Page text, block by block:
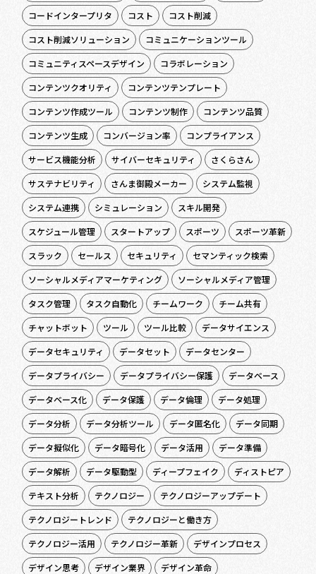
コードインタープリタ コスト
コスト削減
コスト削減ソリューション
コミュニケーションツール
コミュニティスペースデザイン
コラボレーション
コンテンツクオリティ
コンテンツテンプレート
コンテンツ作成ツール
コンテンツ制作
コンテンツ品質
コンテンツ生成
コンバージョン率
コンプライアンス
サービス機能分析
サイバーセキュリティ
さくらさん
サステナビリティ
さんま御殿メーカー
システム監視
システム連携
シミュレーション
スキル開発
スケジュール管理
スタートアップ スポーツ
スポーツ革新
スラック
セールス セキュリティ
セマンティック検索
ソーシャルメディアマーケティング
ソーシャルメディア管理
タスク管理
タスク自動化 チームワーク
チーム共有
チャットボット
ツール ツール比較
データサイエンス
データセキュリティ
データセット
データセンター
データプライバシー
データプライバシー保護
データベース
データベース化
データ保護 データ倫理
データ処理
データ分析
データ分析ツール データ匿名化
データ同期
データ擬似化
データ暗号化 データ活用
データ準備
データ解析
データ駆動型 ディープフェイク
ディストピア
テキスト分析
テクノロジー
テクノロジーアップデート
テクノロジートレンド
テクノロジーと働き方
テクノロジー活用
テクノロジー革新
デザインプロセス
デザイン思考
デザイン業界
デザイン革命